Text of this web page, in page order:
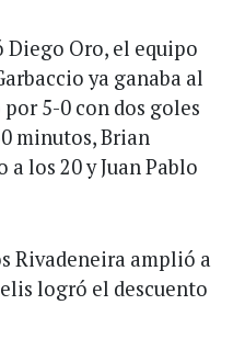
Oro, el equipo
ya ganaba al
5-0 con dos goles
minutos, Brian
a los 20 y Juan Pablo
Rivadeneira amplió a
logró el descuento